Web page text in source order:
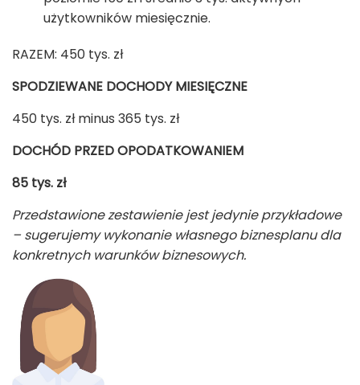
użytkowników miesięcznie.
RAZEM: 450 tys. zł
SPODZIEWANE DOCHODY MIESIĘCZNE
450 tys. zł minus 365 tys. zł
DOCHÓD PRZED OPODATKOWANIEM
85 tys. zł
Przedstawione zestawienie jest jedynie przykładowe
– sugerujemy wykonanie własnego biznesplanu dla
konkretnych warunków biznesowych.